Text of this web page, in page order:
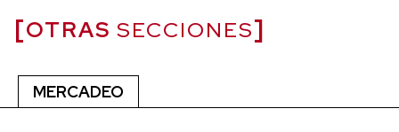
OTRAS SECCIONES
MERCADEO